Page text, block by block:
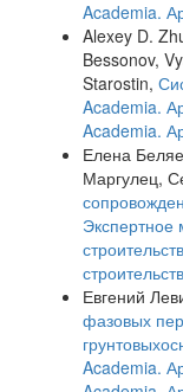
Academia.
Alexey D.
Bessonov,
Starostin,
Academia.
Academia.
Елена
Маргулец,
Экспертное
Евгений
фазовых
Academia.